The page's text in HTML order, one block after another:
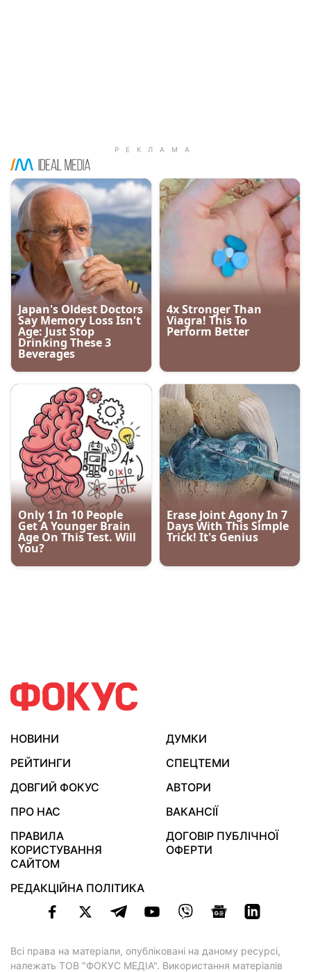
НОВИНИ
ДУМКИ
РЕЙТИНГИ
СПЕЦТЕМИ
ДОВГИЙ ФОКУС
АВТОРИ
ПРО НАС
ВАКАНСІЇ
ПРАВИЛА
КОРИСТУВАННЯ
САЙТОМ
ДОГОВІР ПУБЛІЧНОЇ
ОФЕРТИ
РЕДАКЦІЙНА ПОЛІТИКА
Всі права на матеріали, опубліковані на даному ресурсі,
належать ТОВ "ФОКУС МЕДІА". Використання матеріалів